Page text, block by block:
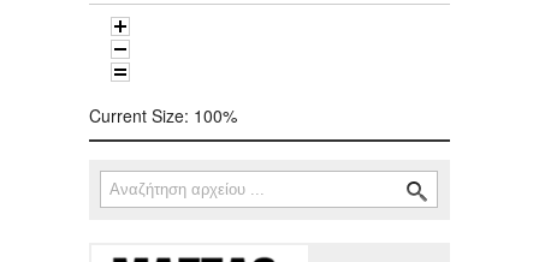
Current Size: 100%
Φόρμα αναζήτησης
Αναζήτηση